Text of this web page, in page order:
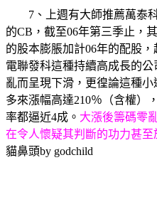
7、上週有大師推薦萬泰科
的CB，截至06年第三季止，
的股本膨脹加計06年的配股
電聯發科這種持續高成長的
亂而呈現下滑，更徨論這種
多來漲幅高達210％（含權）
率都逼近4成。 大漲後籌碼零
在令人懷疑其判斷的功力甚至
貓鼻頭by godchild